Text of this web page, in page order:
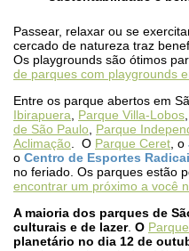
Passear, relaxar ou se
cercado de natureza traz
Os playgrounds são ótimos
de parques com playgrounds
Entre os parque abertos em
Ibirapuera
Parque Villa-Lobos
de São Paulo Parque
Aclimação . O Parque Ceret , o
o Centro de Esportes
no feriado. Os parques estão
encontrar um próximo a você
A maioria dos parques de
culturais e de lazer. O
planetário no dia 12 de